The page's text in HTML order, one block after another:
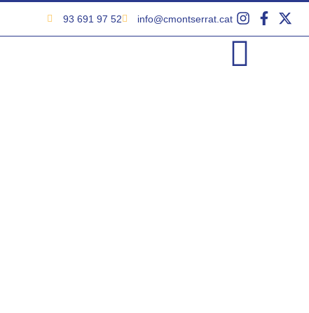
93 691 97 52 info@cmontserrat.cat